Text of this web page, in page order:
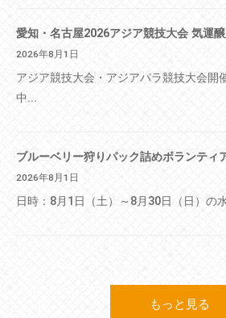
愛知・名古屋2026アジア競技大会 気運醸
2026年8月1日
アジア競技大会・アジアパラ競技大会開
中...
ブルーベリー狩りパック詰めボランティ
2026年8月1日
日時：8月1日（土）～8月30日（日）
もっと見る